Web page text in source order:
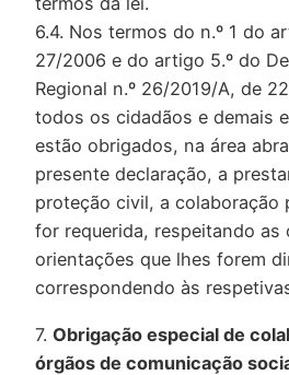
6.4. Nos termos do n.º 1 do
27/2006 e do artigo 5.º do
Regional n.º 26/2019/A, de
todos os cidadãos e demais
estão obrigados, na área
presente declaração, a
proteção civil, a colaboração
for requerida, respeitando as
orientações que lhes forem
correspondendo às
7. Obrigação especial de
órgãos de comunicação